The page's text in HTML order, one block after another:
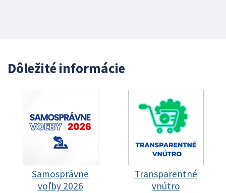
Dôležité informácie
Samosprávne
voľby 2026
Transparentné
vnútro